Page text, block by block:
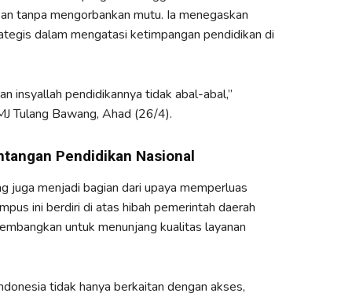
tanpa mengorbankan mutu. Ia menegaskan
dalam mengatasi ketimpangan pendidikan di
insyallah pendidikannya tidak abal-abal,”
Tulang Bawang, Ahad (26/4).
Pendidikan Nasional
juga menjadi bagian dari upaya memperluas
ini berdiri di atas hibah pemerintah daerah
untuk menunjang kualitas layanan
tidak hanya berkaitan dengan akses,